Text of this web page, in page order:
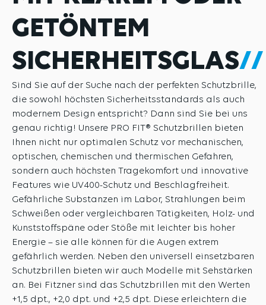
GETÖNTEM
SICHERHEITSGLAS
Sind Sie auf der Suche nach der perfekten Schutzbrille,
die sowohl höchsten Sicherheitsstandards als auch
modernem Design entspricht? Dann sind Sie bei uns
genau richtig! Unsere PRO FIT® Schutzbrillen bieten
Ihnen nicht nur optimalen Schutz vor mechanischen,
optischen, chemischen und thermischen Gefahren,
sondern auch höchsten Tragekomfort und innovative
Features wie UV400-Schutz und Beschlagfreiheit.
Gefährliche Substanzen im Labor, Strahlungen beim
Schweißen oder vergleichbaren Tätigkeiten, Holz- und
Kunststoffspäne oder Stöße mit leichter bis hoher
Energie – sie alle können für die Augen extrem
gefährlich werden. Neben den universell einsetzbaren
Schutzbrillen bieten wir auch Modelle mit Sehstärken
an. Bei Fitzner sind das Schutzbrillen mit den Werten
+1,5 dpt., +2,0 dpt. und +2,5 dpt. Diese erleichtern die